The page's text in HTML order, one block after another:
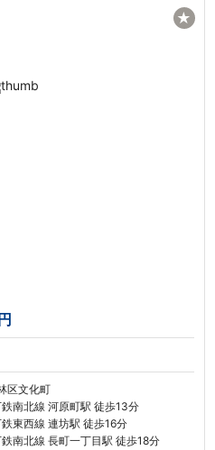
区文化町
南北線 河原町駅 徒歩13分
東西線 連坊駅 徒歩16分
南北線 長町一丁目駅 徒歩18分
★